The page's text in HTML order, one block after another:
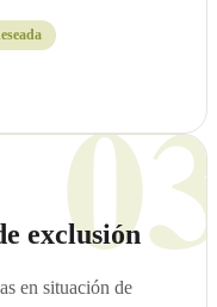
exclusión
en situación de